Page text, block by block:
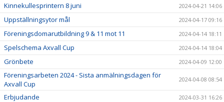
Kinnekullesprintern 8 juni 2024-04-21 14:06
Uppställningsytor mål 2024-04-17 09:16
Föreningsdomarutbildning 9 & 11 mot 11 2024-04-14 18:11
Spelschema Axvall Cup 2024-04-14 18:04
Grönbete 2024-04-09 12:00
Föreningsarbeten 2024 - Sista anmälningsdagen för
Axvall Cup
2024-04-08 08:54
Erbjudande 2024-03-31 16:26